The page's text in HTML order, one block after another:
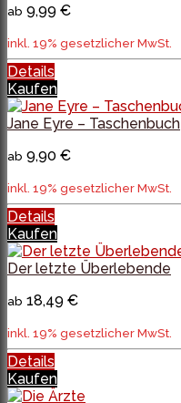
ab 9,99 €
inkl. 19% gesetzlicher MwSt.
Details
Kaufen
Jane Eyre – Taschenbuch
ab 9,90 €
inkl. 19% gesetzlicher MwSt.
Details
Kaufen
Der letzte Überlebende
ab 18,49 €
inkl. 19% gesetzlicher MwSt.
Details
Kaufen